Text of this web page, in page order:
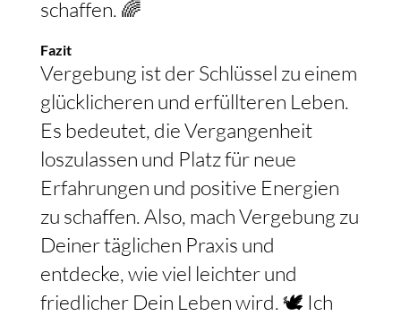
schaffen. 🌈
Fazit
Vergebung ist der Schlüssel zu einem
glücklicheren und erfüllteren Leben.
Es bedeutet, die Vergangenheit
loszulassen und Platz für neue
Erfahrungen und positive Energien
zu schaffen. Also, mach Vergebung zu
Deiner täglichen Praxis und
entdecke, wie viel leichter und
friedlicher Dein Leben wird. 🕊️ Ich